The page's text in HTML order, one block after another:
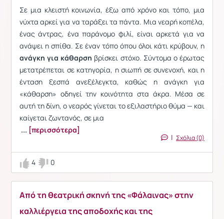
Σε μια κλειστή κοινωνία, έξω από χρόνο και τόπο, μια
νύχτα αρκεί για να ταράξει τα πάντα. Μια νεαρή κοπέλα,
ένας άντρας, ένα παράνομο φιλί, είναι αρκετά για να
ανάψει η σπίθα. Σε έναν τόπο όπου όλοι κάτι κρύβουν, η
ανάγκη για κάθαρση βρίσκει στόχο. Σύντομα ο έρωτας
μετατρέπεται σε κατηγορία, η σιωπή σε συνενοχή, και η
ένταση ξεσπά ανεξέλεγκτα, καθώς η ανάγκη για
«κάθαρση» οδηγεί την κοινότητα στα άκρα. Μέσα σε
αυτή τη δίνη, ο νεαρός γίνεται το εξιλαστήριο θύμα — και
καίγεται ζωντανός, σε μια
... [περισσότερα]
| Σχόλια (0)
4 0
Από τη θεατρική σκηνή της «Φάλαινας» στην
καλλιέργεια της αποδοχής και της